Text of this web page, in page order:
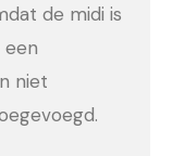
de midi is
niet